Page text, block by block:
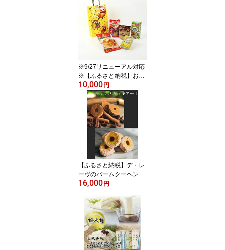
※9/27リニューアル対応
※【ふるさと納税】おい
しく、たのしく、すこや
かに。森永のお菓子 詰合
せ【1125640】
10,000 円
【ふるさと納税】デ・レ
ーヴのバームクーヘン 2
種10個入り【配送不可地
16,000 円